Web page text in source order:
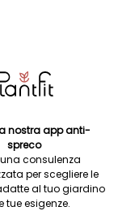
nostra app anti-
spreco
consulenza
per scegliere le
al tuo giardino
tue esigenze.